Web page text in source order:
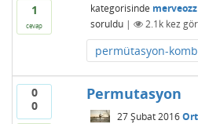
1
cevap
kategorisinde merveozz
soruldu | 2.1kkez
permütasyon-
0
0
Permutasyon
27 Şubat 2016